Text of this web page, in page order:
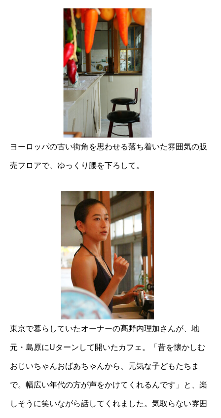
ヨーロッパの古い街角を思わせる落ち着いた雰囲気の販
売フロアで、ゆっくり腰を下ろして。
東京で暮らしていたオーナーの髙野内理加さんが、地
元・島原にUターンして開いたカフェ。「昔を懐かしむ
おじいちゃんおばあちゃんから、元気な子どもたちま
で。幅広い年代の方が声をかけてくれるんです」と、楽
しそうに笑いながら話してくれました。気取らない雰囲